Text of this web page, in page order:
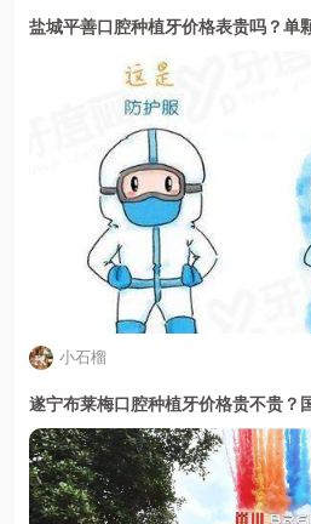
小石榴